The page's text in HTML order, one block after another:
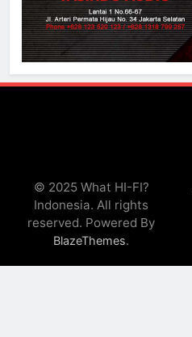
© 2025 What HI-FI?
Indonesia. All rights
reserved. Powered By
BlazeThemes.